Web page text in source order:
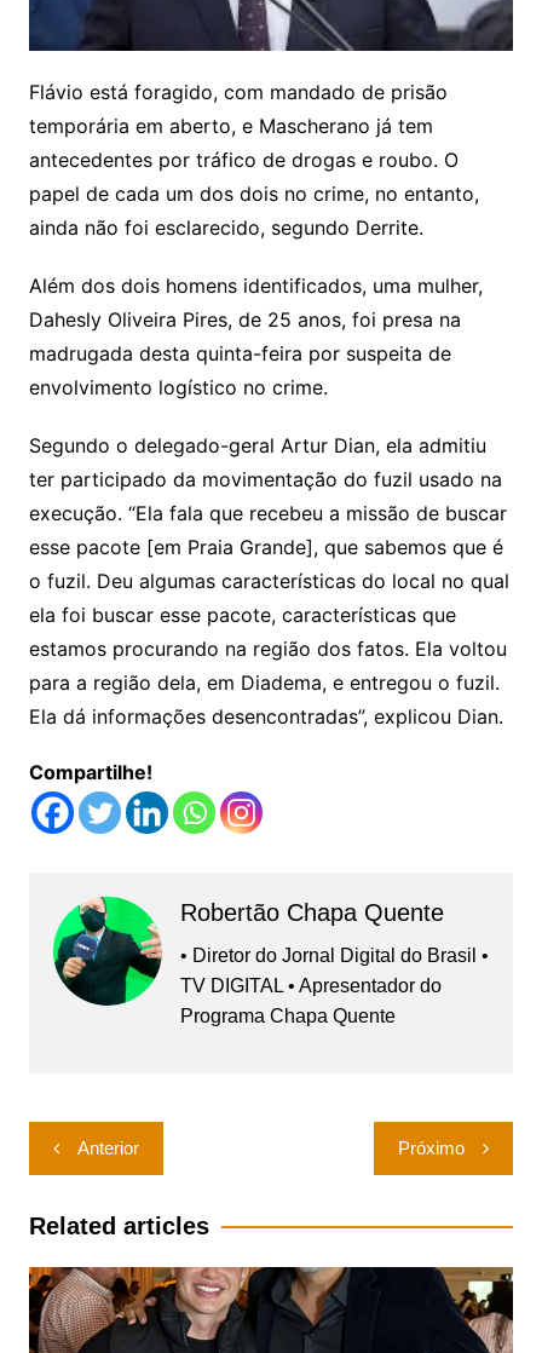
Flávio está foragido, com mandado de prisão
temporária em aberto, e Mascherano já tem
antecedentes por tráfico de drogas e roubo. O
papel de cada um dos dois no crime, no entanto,
ainda não foi esclarecido, segundo Derrite.
Além dos dois homens identificados, uma mulher,
Dahesly Oliveira Pires, de 25 anos, foi presa na
madrugada desta quinta-feira por suspeita de
envolvimento logístico no crime.
Segundo o delegado-geral Artur Dian, ela admitiu
ter participado da movimentação do fuzil usado na
execução. “Ela fala que recebeu a missão de buscar
esse pacote [em Praia Grande], que sabemos que é
o fuzil. Deu algumas características do local no qual
ela foi buscar esse pacote, características que
estamos procurando na região dos fatos. Ela voltou
para a região dela, em Diadema, e entregou o fuzil.
Ela dá informações desencontradas”, explicou Dian.
Compartilhe!
Robertão Chapa Quente
• Diretor do Jornal Digital do Brasil •
TV DIGITAL • Apresentador do
Programa Chapa Quente
Navegação
de
Post
Anterior Próximo
Related articles